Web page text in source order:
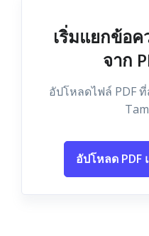
เริ่มแยกข้อ
จาก
อัปโหลดไฟล์ PDF
อัปโหลด PDF